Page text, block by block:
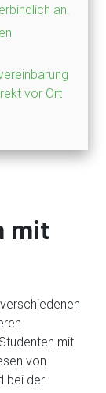
an.
vor Ort
mit
mit
von
bei der